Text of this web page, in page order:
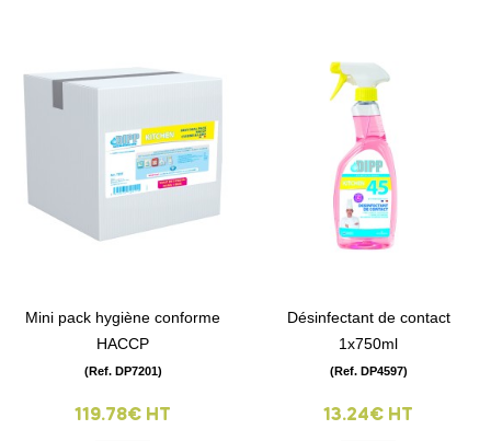
Mini pack hygiène conforme
HACCP
(Ref. DP7201)
119.78€ HT
Désinfectant de contact
1x750ml
(Ref. DP4597)
13.24€ HT